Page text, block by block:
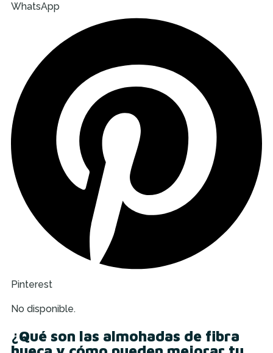
WhatsApp
Pinterest
No disponible.
¿Qué son las almohadas de fibra